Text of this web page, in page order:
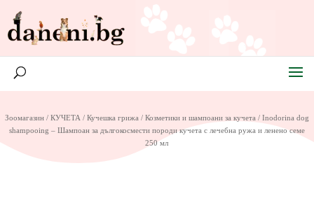
Зоомагазин/ КУЧЕТА / Кучешка грижа / Козметики и шампоани за кучета / Inodorina dog
shampooing – Шампоан за дългокосмести породи кучета с лечебна ружа и ленено семе
250 мл